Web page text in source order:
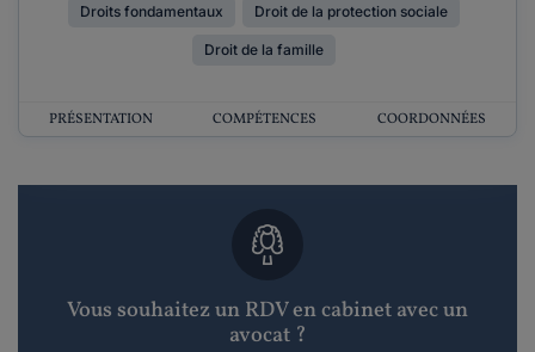
Droits fondamentaux Droit de la protection sociale
Droit de la famille
PRÉSENTATION COMPÉTENCES COORDONNÉES
Vous souhaitez un RDV en cabinet avec un
avocat ?